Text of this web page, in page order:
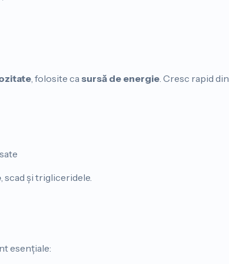
, folosite ca sursă de energie . Cresc rapid
, scad și trigliceridele.
esențiale: